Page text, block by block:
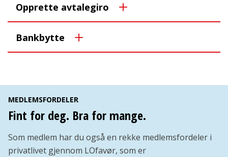
Opprette avtalegiro
Bankbytte
MEDLEMSFORDELER
Fint for deg. Bra for mange.
Som medlem har du også en rekke medlemsfordeler i
privatlivet gjennom LOfavør, som er